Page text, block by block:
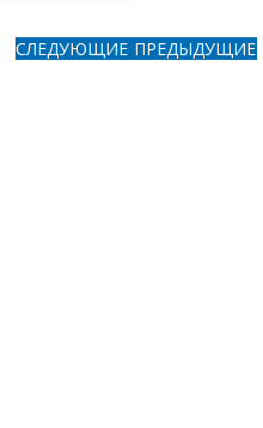
СЛЕДУЮЩИЕ ПРЕДЫДУЩИЕ